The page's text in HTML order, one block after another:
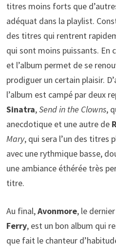
titres moins forts que
adéquat dans la playlist.
des titres qui rentrent
qui sont moins puissants. En
et l’album permet de se
prodiguer un certain plaisir.
l’album est campé par deux
Sinatra,Send in the Clowns,
anecdotique et une autre de
Mary, qui sera l’un des titres
avec une rythmique basse,
une ambiance éthérée très
titre.
Au final,Avonmore, le
Ferry, est un bon album qui
que fait le chanteur